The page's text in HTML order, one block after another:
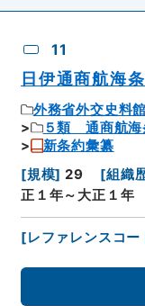
11
日伊通商航海
外務省外交史料館
５類 通商航海
新条約彙纂
[規模] 29 [組織
正１年～大正１年
[レファレンスコー